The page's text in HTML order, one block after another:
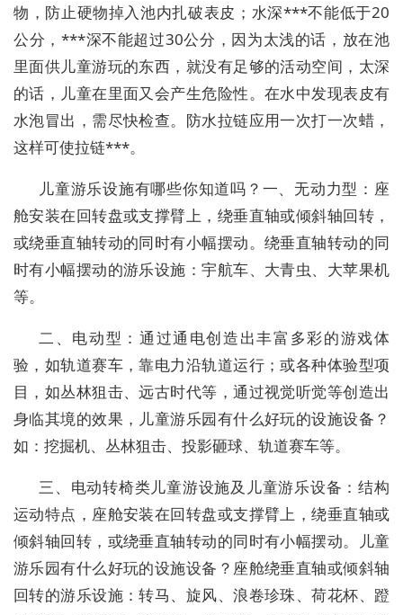
物，防止硬物掉入池内扎破表皮；水深***不能低于20
公分，***深不能超过30公分，因为太浅的话，放在池
里面供儿童游玩的东西，就没有足够的活动空间，太深
的话，儿童在里面又会产生危险性。在水中发现表皮有
水泡冒出，需尽快检查。防水拉链应用一次打一次蜡，
这样可使拉链***。
儿童游乐设施有哪些你知道吗？一、无动力型：座
舱安装在回转盘或支撑臂上，绕垂直轴或倾斜轴回转，
或绕垂直轴转动的同时有小幅摆动。绕垂直轴转动的同
时有小幅摆动的游乐设施：宇航车、大青虫、大苹果机
等。
二、电动型：通过通电创造出丰富多彩的游戏体
验，如轨道赛车，靠电力沿轨道运行；或各种体验型项
目，如丛林狙击、远古时代等，通过视觉听觉等创造出
身临其境的效果，儿童游乐园有什么好玩的设施设备？
如：挖掘机、丛林狙击、投影砸球、轨道赛车等。
三、电动转椅类儿童游设施及儿童游乐设备：结构
运动特点，座舱安装在回转盘或支撑臂上，绕垂直轴或
倾斜轴回转，或绕垂直轴转动的同时有小幅摆动。儿童
游乐园有什么好玩的设施设备？座舱绕垂直轴或倾斜轴
回转的游乐设施：转马、旋风、浪卷珍珠、荷花杯、蹬